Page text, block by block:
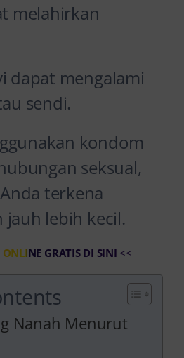
melahirkan
dapat mengalami
sendi.
kondom
seksual,
terkena
jauh lebih kecil.
GRATIS DI SINI <<
Nanah Menurut